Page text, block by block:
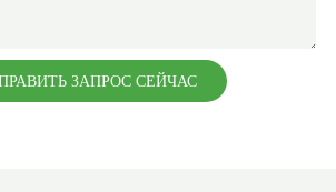
ЗАПРОС СЕЙЧАС